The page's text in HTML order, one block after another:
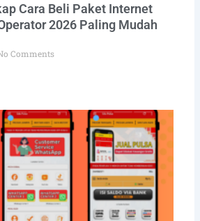
Cara Beli Paket Internet
2026 Paling Mudah
Comments